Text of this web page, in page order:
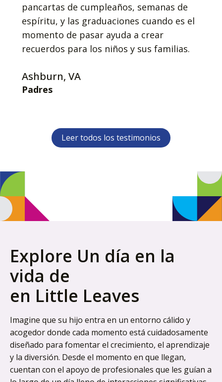
pancartas de cumpleaños, semanas de
espíritu, y las graduaciones cuando es el
momento de pasar ayuda a crear
recuerdos para los niños y sus familias.
Ashburn, VA
Padres
Leer todos los testimonios
Explore Un día en la
vida de
en Little Leaves
Imagine que su hijo entra en un entorno cálido y
acogedor donde cada momento está cuidadosamente
diseñado para fomentar el crecimiento, el aprendizaje
y la diversión. Desde el momento en que llegan,
cuentan con el apoyo de profesionales que les guían a